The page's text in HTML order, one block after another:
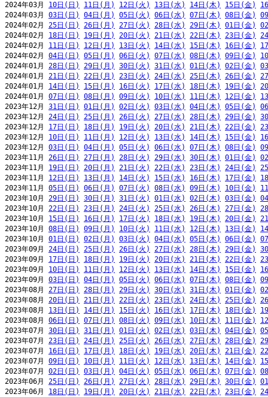
2024年03月 10日(日) 11日(月) 12日(火) 13日(水) 14日(木) 15日(金)
2024年03月 03日(日) 04日(月) 05日(火) 06日(水) 07日(木) 08日(金)
2024年02月 25日(日) 26日(月) 27日(火) 28日(水) 29日(木) 01日(金)
2024年02月 18日(日) 19日(月) 20日(火) 21日(水) 22日(木) 23日(金)
2024年02月 11日(日) 12日(月) 13日(火) 14日(水) 15日(木) 16日(金)
2024年02月 04日(日) 05日(月) 06日(火) 07日(水) 08日(木) 09日(金)
2024年01月 28日(日) 29日(月) 30日(火) 31日(水) 01日(木) 02日(金)
2024年01月 21日(日) 22日(月) 23日(火) 24日(水) 25日(木) 26日(金)
2024年01月 14日(日) 15日(月) 16日(火) 17日(水) 18日(木) 19日(金)
2024年01月 07日(日) 08日(月) 09日(火) 10日(水) 11日(木) 12日(金)
2023年12月 31日(日) 01日(月) 02日(火) 03日(水) 04日(木) 05日(金)
2023年12月 24日(日) 25日(月) 26日(火) 27日(水) 28日(木) 29日(金)
2023年12月 17日(日) 18日(月) 19日(火) 20日(水) 21日(木) 22日(金)
2023年12月 10日(日) 11日(月) 12日(火) 13日(水) 14日(木) 15日(金)
2023年12月 03日(日) 04日(月) 05日(火) 06日(水) 07日(木) 08日(金)
2023年11月 26日(日) 27日(月) 28日(火) 29日(水) 30日(木) 01日(金)
2023年11月 19日(日) 20日(月) 21日(火) 22日(水) 23日(木) 24日(金)
2023年11月 12日(日) 13日(月) 14日(火) 15日(水) 16日(木) 17日(金)
2023年11月 05日(日) 06日(月) 07日(火) 08日(水) 09日(木) 10日(金)
2023年10月 29日(日) 30日(月) 31日(火) 01日(水) 02日(木) 03日(金)
2023年10月 22日(日) 23日(月) 24日(火) 25日(水) 26日(木) 27日(金)
2023年10月 15日(日) 16日(月) 17日(火) 18日(水) 19日(木) 20日(金)
2023年10月 08日(日) 09日(月) 10日(火) 11日(水) 12日(木) 13日(金)
2023年10月 01日(日) 02日(月) 03日(火) 04日(水) 05日(木) 06日(金)
2023年09月 24日(日) 25日(月) 26日(火) 27日(水) 28日(木) 29日(金)
2023年09月 17日(日) 18日(月) 19日(火) 20日(水) 21日(木) 22日(金)
2023年09月 10日(日) 11日(月) 12日(火) 13日(水) 14日(木) 15日(金)
2023年09月 03日(日) 04日(月) 05日(火) 06日(水) 07日(木) 08日(金)
2023年08月 27日(日) 28日(月) 29日(火) 30日(水) 31日(木) 01日(金)
2023年08月 20日(日) 21日(月) 22日(火) 23日(水) 24日(木) 25日(金)
2023年08月 13日(日) 14日(月) 15日(火) 16日(水) 17日(木) 18日(金)
2023年08月 06日(日) 07日(月) 08日(火) 09日(水) 10日(木) 11日(金)
2023年07月 30日(日) 31日(月) 01日(火) 02日(水) 03日(木) 04日(金)
2023年07月 23日(日) 24日(月) 25日(火) 26日(水) 27日(木) 28日(金)
2023年07月 16日(日) 17日(月) 18日(火) 19日(水) 20日(木) 21日(金)
2023年07月 09日(日) 10日(月) 11日(火) 12日(水) 13日(木) 14日(金)
2023年07月 02日(日) 03日(月) 04日(火) 05日(水) 06日(木) 07日(金)
2023年06月 25日(日) 26日(月) 27日(火) 28日(水) 29日(木) 30日(金)
2023年06月 18日(日) 19日(月) 20日(火) 21日(水) 22日(木) 23日(金)